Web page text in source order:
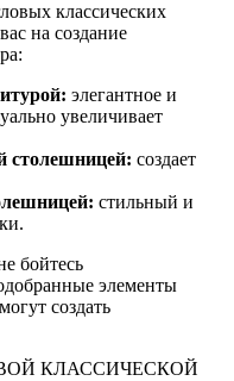
классических
на создание
элегантное и
увеличивает
столешницей: создает
стильный и
бойтесь
элементы
создать
КЛАССИЧЕСКОЙ